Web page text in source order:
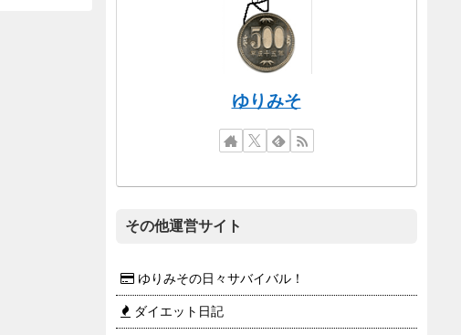
ゆりみそ
その他運営サイト
ゆりみその日々サバイバル！
ダイエット日記